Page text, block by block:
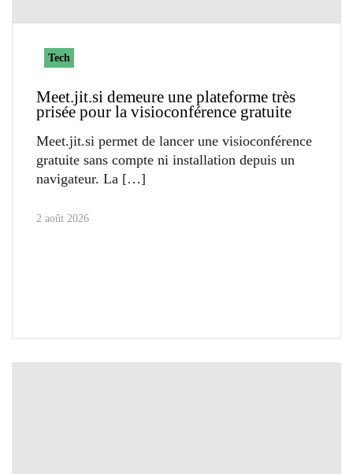
Tech
Meet.jit.si demeure une plateforme très
prisée pour la visioconférence gratuite
Meet.jit.si permet de lancer une visioconférence
gratuite sans compte ni installation depuis un
navigateur. La
2 août 2026